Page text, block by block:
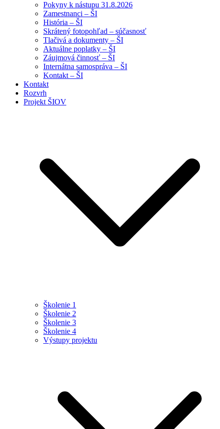
Pokyny k nástupu 31.8.2026
Zamestnanci – ŠI
História – ŠI
Skrátený fotopohľad – súčasnosť
Tlačivá a dokumenty – ŠI
Aktuálne poplatky – ŠI
Záujmová činnosť – ŠI
Internátna samospráva – ŠI
Kontakt – ŠI
Kontakt
Rozvrh
Projekt ŠIOV
Školenie 1
Školenie 2
Školenie 3
Školenie 4
Výstupy projektu